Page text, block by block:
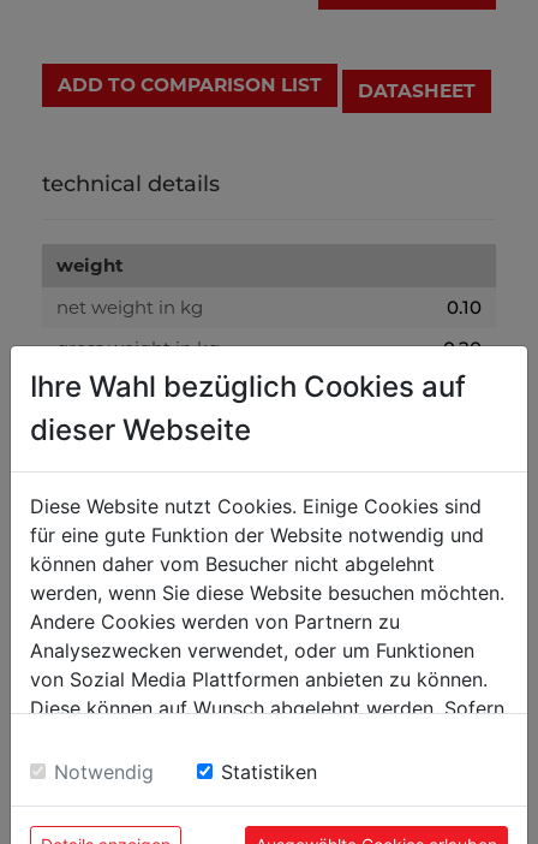
ADD TO COMPARISON LIST DATASHEET
technical details
weight
net weight in kg
0.10
gross weight in kg
0.20
packaging
packaging width in mm
400
packaging length in mm
700
general data
EAN code
9120058373831
PU in pieces
5
Ihre Wahl bezüglich Cookies auf
dieser Webseite
Diese Website nutzt Cookies. Einige Cookies sind
für eine gute Funktion der Website notwendig und
können daher vom Besucher nicht abgelehnt
werden, wenn Sie diese Website besuchen möchten.
Andere Cookies werden von Partnern zu
Analysezwecken verwendet, oder um Funktionen
von Sozial Media Plattformen anbieten zu können.
Diese können auf Wunsch abgelehnt werden. Sofern
Einwilligung zu unseren Cookies.
Notwendig Statistiken